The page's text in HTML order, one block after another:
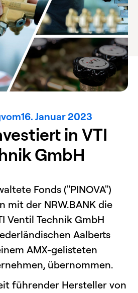
vom16. Januar 2023
in VTI
GmbH
Fonds ("PINOVA")
mit der NRW.BANK die
Ventil Technik GmbH
Aalberts
AMX-gelisteten
übernommen.
führender Hersteller von